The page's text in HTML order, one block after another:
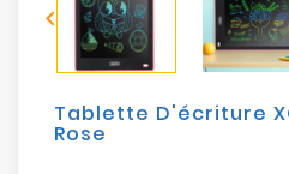
Mobilités

Tablette D'écriture
Rose